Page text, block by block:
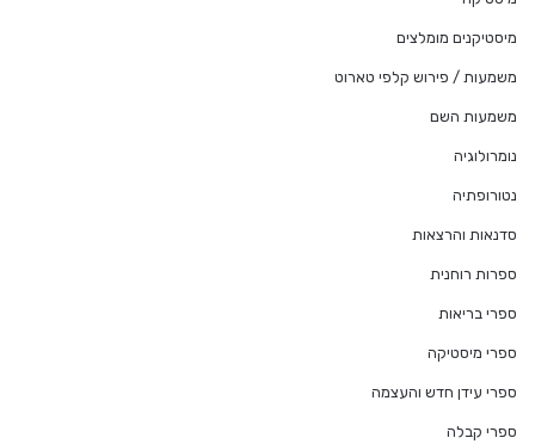
מיסטיקנים מומלצים
משמעות / פירוש קלפי טארוט
משמעות השם
נומרולוגיה
נטורופתיה
סדנאות והרצאות
ספרות רוחנית
ספרי בריאות
ספרי מיסטיקה
ספרי עידן חדש והעצמה
ספרי קבלה